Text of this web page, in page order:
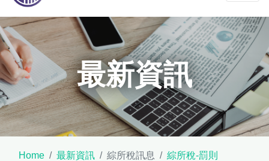
最新資訊
Home 最新資訊 綜所稅訊息 綜所稅-罰則